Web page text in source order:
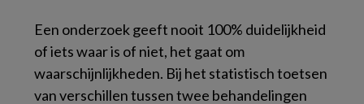
Een onderzoek geeft nooit 100% duidelijkheid
of iets waar is of niet, het gaat om
waarschijnlijkheden. Bij het statistisch toetsen
van verschillen tussen twee behandelingen